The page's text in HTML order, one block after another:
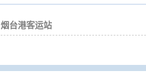
烟台港客运站